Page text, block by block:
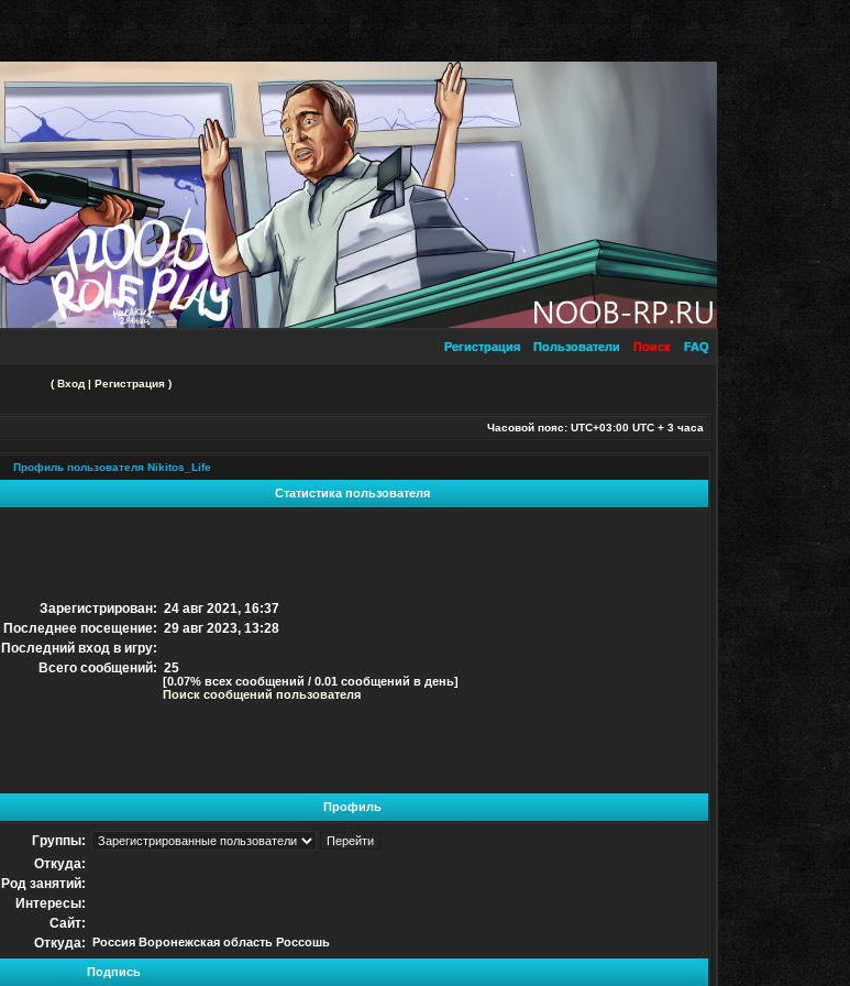
FAQ
Поиск
Пользователи
Регистрация
( Вход | Регистрация )
Часовой пояс: UTC+03:00 UTC + 3 часа
Профиль пользователя Nikitos_Life
Статистика пользователя
Зарегистрирован: 24 авг 2021, 16:37
Последнее посещение: 29 авг 2023, 13:28
Последний вход в игру:
Всего сообщений: 25
[0.07% всех сообщений / 0.01 сообщений в день]
Поиск сообщений пользователя
Профиль
Группы:
Откуда:
Род занятий:
Интересы:
Сайт:
Откуда: Россия Воронежская область Россошь
Подпись